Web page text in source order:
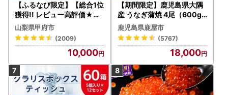
【ふるなび限定】【総合1位
獲得!! レビュー高評価★】
〈2026年度配送分〉山梨
県産 シャインマスカット 2
～3房（1.0kg以上）シャイ
ン フルーツ FN-Limited-S
P
山梨県甲府市
(2009)
10,000
【期間限定】鹿児島県大隅
産 うなぎ蒲焼 4尾（600g
） KN007-004-04-cp18
うなぎ 鰻 魚 惣菜 総菜
鹿児島県鹿屋市
(5767)
18,000